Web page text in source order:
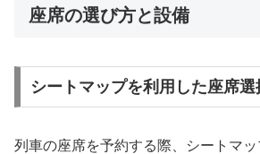
座席の選び方と設備
シートマップを利用した座席選
列車の座席を予約する際、シートマ